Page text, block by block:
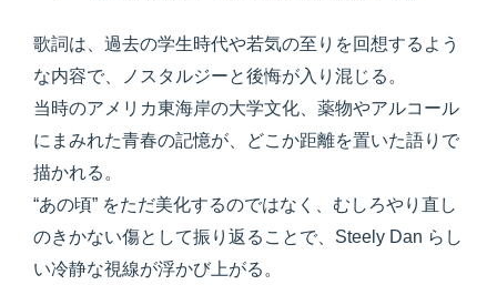
歌詞は、過去の学生時代や若気の至りを回想するよう
な内容で、ノスタルジーと後悔が入り混じる。
当時のアメリカ東海岸の大学文化、薬物やアルコール
にまみれた青春の記憶が、どこか距離を置いた語りで
描かれる。
“あの頃” をただ美化するのではなく、むしろやり直し
のきかない傷として振り返ることで、Steely Dan らし
い冷静な視線が浮かび上がる。